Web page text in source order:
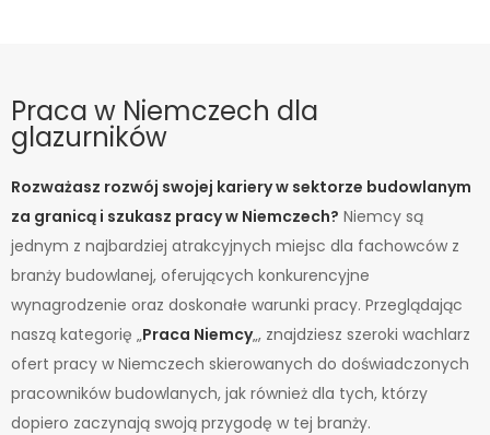
Praca w Niemczech dla
glazurników
Rozważasz rozwój swojej kariery w sektorze budowlanym
za granicą i szukasz pracy w Niemczech? Niemcy są
jednym z najbardziej atrakcyjnych miejsc dla fachowców z
branży budowlanej, oferujących konkurencyjne
wynagrodzenie oraz doskonałe warunki pracy. Przeglądając
naszą kategorię „Praca Niemcy„, znajdziesz szeroki wachlarz
ofert pracy w Niemczech skierowanych do doświadczonych
pracowników budowlanych, jak również dla tych, którzy
dopiero zaczynają swoją przygodę w tej branży.